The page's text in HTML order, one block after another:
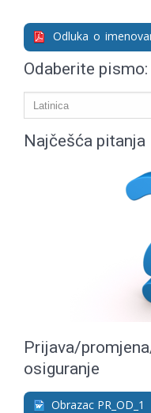
Odluka o
Odaberite pismo:
Najčešća pitanja
Prijava/
osiguranje
Obrazac PR_OD_1